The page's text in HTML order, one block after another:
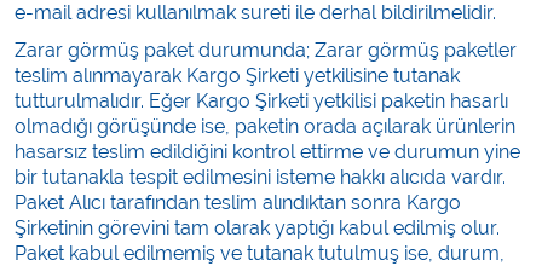
e-mail adresi kullanılmak sureti ile derhal bildirilmelidir.
Zarar görmüş paket durumunda; Zarar görmüş paketler
teslim alınmayarak Kargo Şirketi yetkilisine tutanak
tutturulmalıdır. Eğer Kargo Şirketi yetkilisi paketin hasarlı
olmadığı görüşünde ise, paketin orada açılarak ürünlerin
hasarsız teslim edildiğini kontrol ettirme ve durumun yine
bir tutanakla tespit edilmesini isteme hakkı alıcıda vardır.
Paket Alıcı tarafından teslim alındıktan sonra Kargo
Şirketinin görevini tam olarak yaptığı kabul edilmiş olur.
Paket kabul edilmemiş ve tutanak tutulmuş ise, durum,